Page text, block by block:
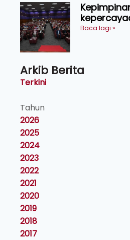
Baca lagi »
Arkib Berita
Terkini
Tahun
2026
2025
2024
2023
2022
2021
2020
2019
2018
2017